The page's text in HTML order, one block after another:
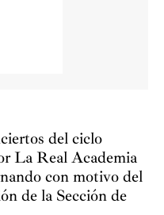
del ciclo
La Real Academia
con motivo del
de la Sección de